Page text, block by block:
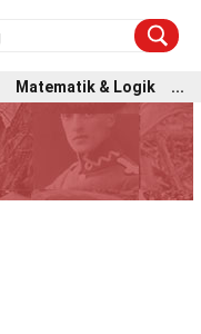
Matematik & Logik
...